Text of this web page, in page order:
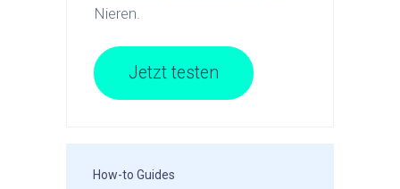
Nieren.
Jetzt testen
How-to Guides